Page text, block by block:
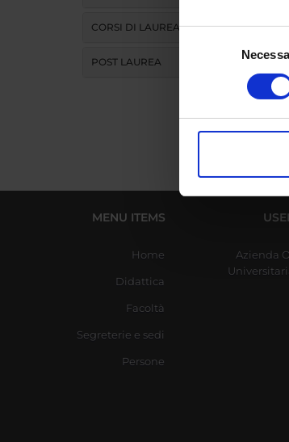
Con il tuo
digitali).
modificare o
che hanno
Selezione
CORSI DI LAUREA MAGISTRALE
POST LAUREA
MENU ITEMS
Home
Didattica
Facoltà
Segreterie e sedi
Persone
Azienda